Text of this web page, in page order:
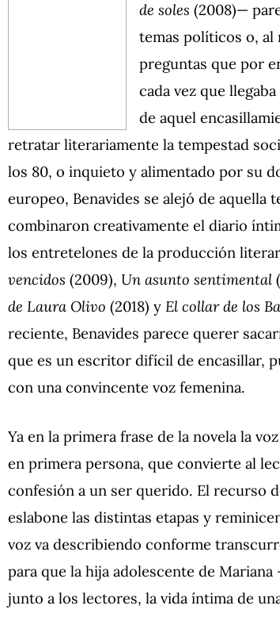
de soles (2008)—
temas políticos o, al
preguntas que por
cada vez que
de aquel
retratar literariamente la tempestad
los 80, o inquieto y alimentado por su
europeo, Benavides se alejó de aquella
combinaron creativamente el diario
los entretelones de la producción
vencidos (2009), Un asunto sentimental
de Laura Olivo (2018) y El collar de los
reciente, Benavides parece querer
que es un escritor difícil de encasillar,
con una convincente voz femenina.
Ya en la primera frase de la novela la
en primera persona, que convierte al
confesión a un ser querido. El recurso
eslabone las distintas etapas y
voz va describiendo conforme
para que la hija adolescente de
junto a los lectores, la vida íntima de